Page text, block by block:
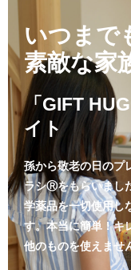
いつまで
素敵な家
「GIFT
イト
孫から敬老の日のプ
ラシⓇをもらいまし
学薬品を一切使用し
す。本当に簡単！キ
他のものを使えませ